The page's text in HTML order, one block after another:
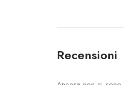
Recensioni